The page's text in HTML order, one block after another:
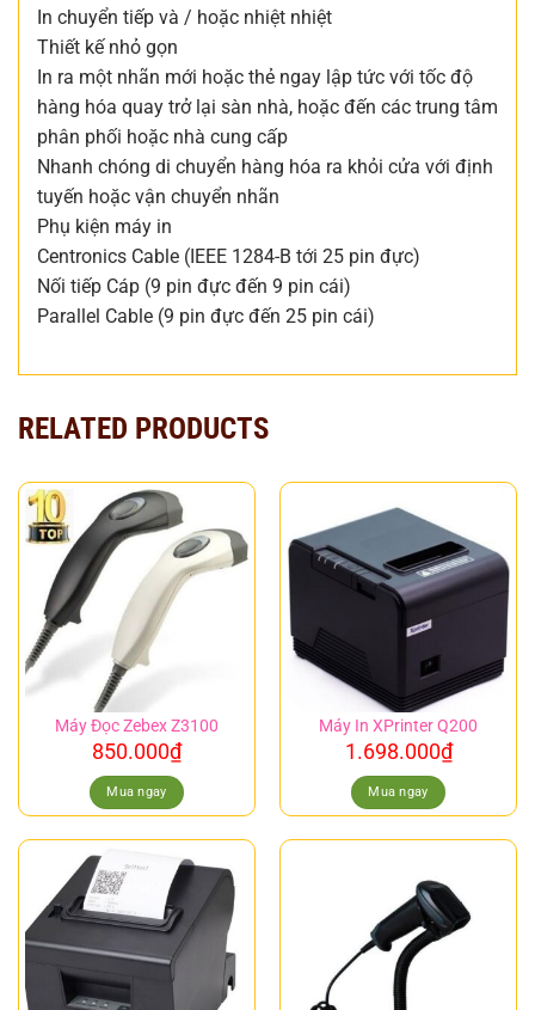
In chuyển tiếp và / hoặc nhiệt nhiệt
Thiết kế nhỏ gọn
In ra một nhãn mới hoặc thẻ ngay lập tức với tốc độ
hàng hóa quay trở lại sàn nhà, hoặc đến các trung tâm
phân phối hoặc nhà cung cấp
Nhanh chóng di chuyển hàng hóa ra khỏi cửa với định
tuyến hoặc vận chuyển nhãn
Phụ kiện máy in
Centronics Cable (IEEE 1284-B tới 25 pin đực)
Nối tiếp Cáp (9 pin đực đến 9 pin cái)
Parallel Cable (9 pin đực đến 25 pin cái)
RELATED PRODUCTS
Máy Đọc Zebex Z3100
850.000₫
Mua ngay
Máy In XPrinter Q200
1.698.000₫
Mua ngay